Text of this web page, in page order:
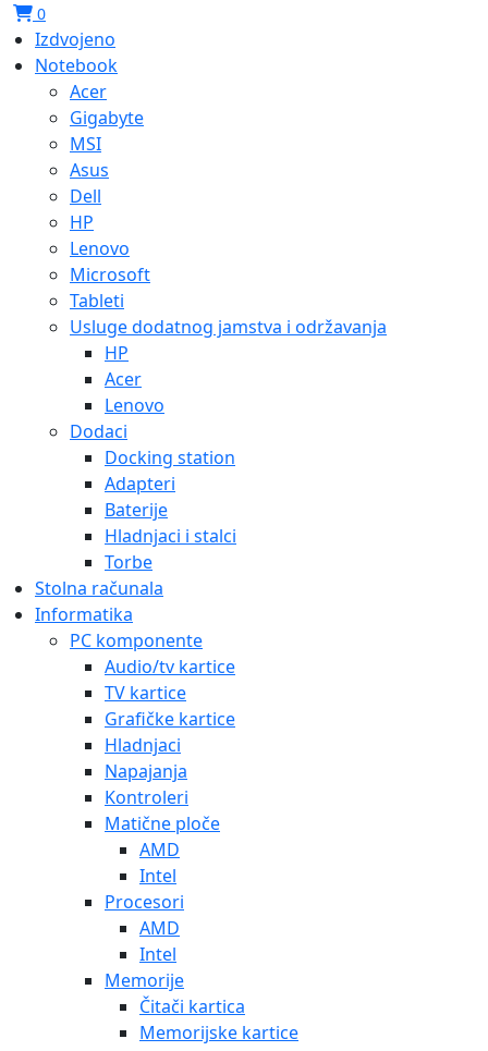
0
Izdvojeno
Notebook
Acer
Gigabyte
MSI
Asus
Dell
HP
Lenovo
Microsoft
Tableti
Usluge dodatnog jamstva i održavanja
HP
Acer
Lenovo
Dodaci
Docking station
Adapteri
Baterije
Hladnjaci i stalci
Torbe
Stolna računala
Informatika
PC komponente
Audio/tv kartice
TV kartice
Grafičke kartice
Hladnjaci
Napajanja
Kontroleri
Matične ploče
AMD
Intel
Procesori
AMD
Intel
Memorije
Čitači kartica
Memorijske kartice